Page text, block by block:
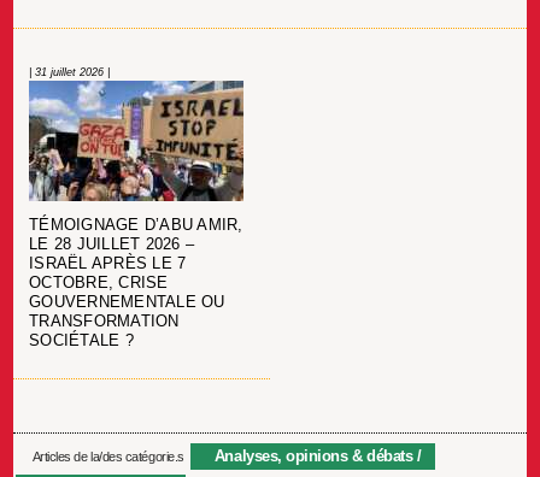
| 31 juillet 2026 |
TÉMOIGNAGE D’ABU AMIR,
LE 28 JUILLET 2026 –
ISRAËL APRÈS LE 7
OCTOBRE, CRISE
GOUVERNEMENTALE OU
TRANSFORMATION
SOCIÉTALE ?
Articles de la/des catégorie.s
Analyses, opinions & débats